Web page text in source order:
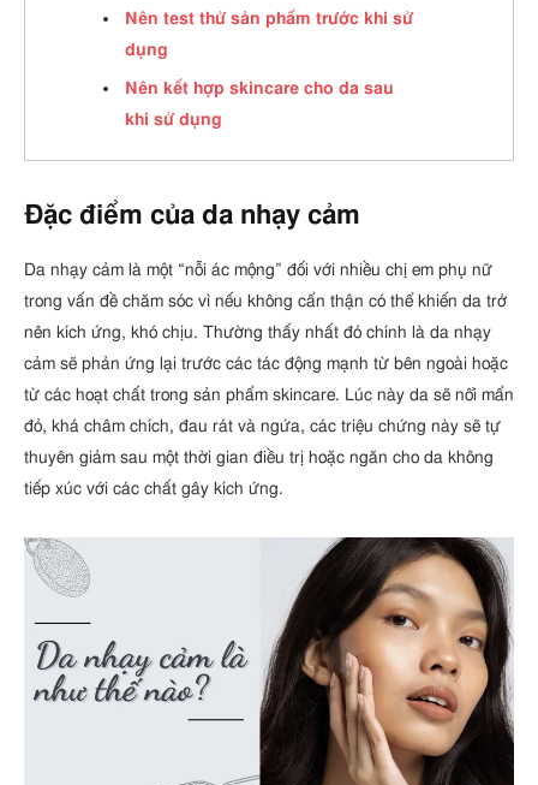
Nên test thử sản phẩm trước khi sử
dụng
Nên kết hợp skincare cho da sau
khi sử dụng
Đặc điểm của da nhạy cảm
Da nhạy cảm là một “nỗi ác mộng” đối với nhiều chị em phụ nữ
trong vấn đề chăm sóc vì nếu không cẩn thận có thể khiến da trở
nên kích ứng, khó chịu. Thường thấy nhất đó chính là da nhạy
cảm sẽ phản ứng lại trước các tác động mạnh từ bên ngoài hoặc
từ các hoạt chất trong sản phẩm skincare. Lúc này da sẽ nổi mẩn
đỏ, khá châm chích, đau rát và ngứa, các triệu chứng này sẽ tự
thuyên giảm sau một thời gian điều trị hoặc ngăn cho da không
tiếp xúc với các chất gây kích ứng.